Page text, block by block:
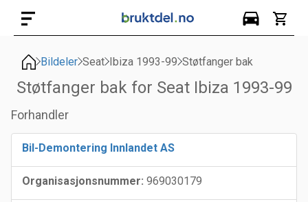
Bildeler Seat Ibiza 1993-99 Støtfanger bak
Støtfanger bak for Seat Ibiza 1993-99
Forhandler
Bil-Demontering Innlandet AS
Organisasjonsnummer: 969030179